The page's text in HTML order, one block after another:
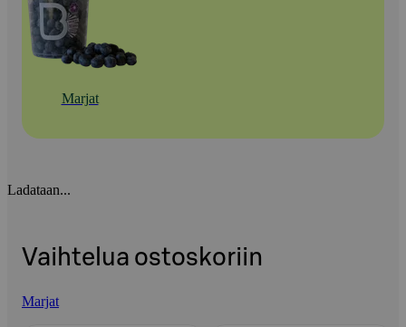
Marjat
Ladataan...
Vaihtelua ostoskoriin
Marjat